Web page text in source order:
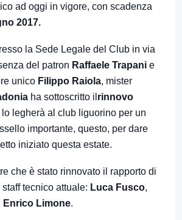
ad oggi in vigore, con scadenza
2017.
la Sede Legale del Club in via
del patron Raffaele Trapani e
unico Filippo Raiola, mister
ha sottoscritto il rinnovo
lo legherà al club liguorino per un
importante, questo, per dare
iniziato questa estate.
che è stato rinnovato il rapporto di
tecnico attuale: Luca Fusco,
Enrico Limone.